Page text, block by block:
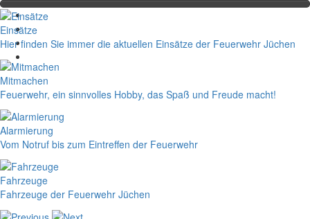
Einsätze
Hier finden Sie immer die aktuellen Einsätze der Feuerwehr Jüchen
Mitmachen
Feuerwehr, ein sinnvolles Hobby, das Spaß und Freude macht!
Alarmierung
Vom Notruf bis zum Eintreffen der Feuerwehr
Fahrzeuge
Fahrzeuge der Feuerwehr Jüchen